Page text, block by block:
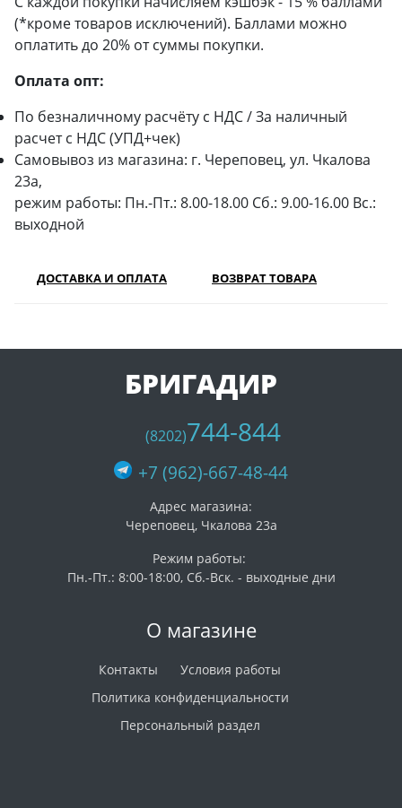
(*кроме товаров исключений). Баллами можно
оплатить до 20% от суммы покупки.
Оплата опт:
По безналичному расчёту с НДС / За наличный
расчет с НДС (УПД+чек)
Самовывоз из магазина: г. Череповец, ул. Чкалова
23а,
режим работы: Пн.-Пт.: 8.00-18.00 Сб.: 9.00-16.00 Вс.:
выходной
ДОСТАВКА И ОПЛАТА ВОЗВРАТ ТОВАРА
О магазине
Контакты
Условия работы
Политика конфиденциальности
Персональный раздел
БРИГАДИР
(8202)744-844
+7 (962)-667-48-44
Адрес магазина:
Череповец, Чкалова 23а
Режим работы:
Пн.-Пт.: 8:00-18:00, Сб.-Вск. - выходные дни